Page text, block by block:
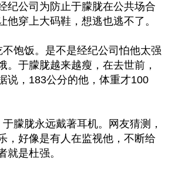
纪公司为防止于朦胧在公共场合
他穿上大码鞋，想逃也逃不了。
饱饭。是不是经纪公司怕他太强
。于朦胧越来越瘦，在去世前，
说，183公分的他，体重才100
朦胧永远戴著耳机。网友猜测，
，好像是有人在监视他，不断给
就是杜强。